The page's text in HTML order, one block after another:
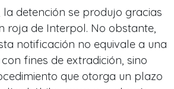
la detención se produjo gracias
roja de Interpol. No obstante,
notificación no equivale a una
fines de extradición, sino
que otorga un plazo